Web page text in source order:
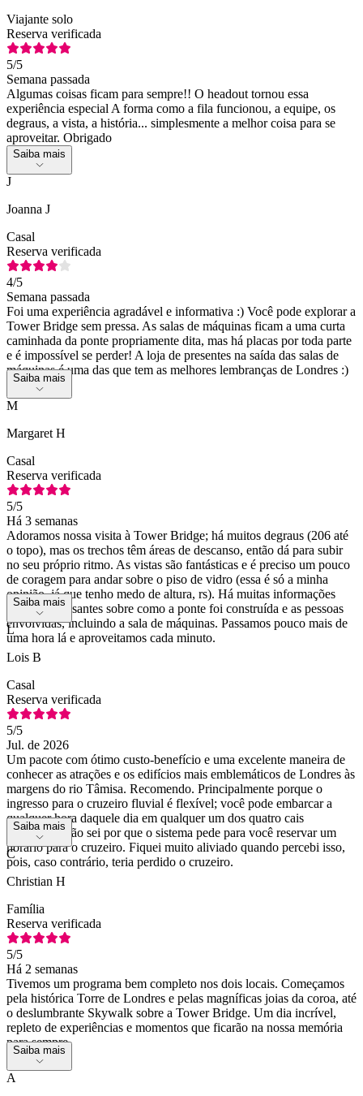
Viajante solo
Reserva verificada
5/5
Semana passada
Algumas coisas ficam para sempre!! O headout tornou essa
experiência especial A forma como a fila funcionou, a equipe, os
degraus, a vista, a história... simplesmente a melhor coisa para se
aproveitar. Obrigado
Saiba mais
J
Joanna J
Casal
Reserva verificada
4/5
Semana passada
Foi uma experiência agradável e informativa :) Você pode explorar a
Tower Bridge sem pressa. As salas de máquinas ficam a uma curta
caminhada da ponte propriamente dita, mas há placas por toda parte
e é impossível se perder! A loja de presentes na saída das salas de
máquinas é uma das que tem as melhores lembranças de Londres :)
Saiba mais
M
Margaret H
Casal
Reserva verificada
5/5
Há 3 semanas
Adoramos nossa visita à Tower Bridge; há muitos degraus (206 até
o topo), mas os trechos têm áreas de descanso, então dá para subir
no seu próprio ritmo. As vistas são fantásticas e é preciso um pouco
de coragem para andar sobre o piso de vidro (essa é só a minha
opinião, já que tenho medo de altura, rs). Há muitas informações
muito interessantes sobre como a ponte foi construída e as pessoas
envolvidas, incluindo a sala de máquinas. Passamos pouco mais de
uma hora lá e aproveitamos cada minuto.
Saiba mais
L
Lois B
Casal
Reserva verificada
5/5
Jul. de 2026
Um pacote com ótimo custo-benefício e uma excelente maneira de
conhecer as atrações e os edifícios mais emblemáticos de Londres às
margens do rio Tâmisa. Recomendo. Principalmente porque o
ingresso para o cruzeiro fluvial é flexível; você pode embarcar a
qualquer hora daquele dia em qualquer um dos quatro cais
indicados. Não sei por que o sistema pede para você reservar um
horário para o cruzeiro. Fiquei muito aliviado quando percebi isso,
pois, caso contrário, teria perdido o cruzeiro.
Saiba mais
C
Christian H
Família
Reserva verificada
5/5
Há 2 semanas
Tivemos um programa bem completo nos dois locais. Começamos
pela histórica Torre de Londres e pelas magníficas joias da coroa, até
o deslumbrante Skywalk sobre a Tower Bridge. Um dia incrível,
repleto de experiências e momentos que ficarão na nossa memória
para sempre.
Saiba mais
A